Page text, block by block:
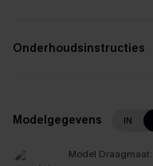
Onderhoudsinstructies
Modelgegevens IN
Model Draagmaat: